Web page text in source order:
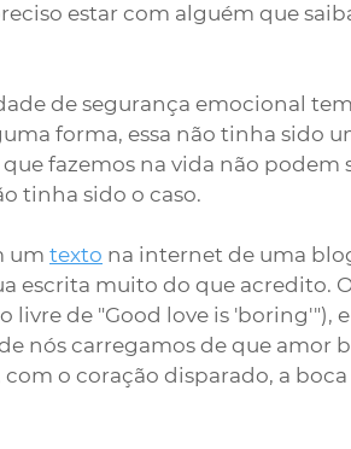
estar com alguém que
de segurança emocional
forma, essa não tinha sido
fazemos na vida não podem
tinha sido o caso.
um texto na internet de uma
escrita muito do que acredito.
de "Good love is 'boring'"),
nós carregamos de que amor
o coração disparado, a boca